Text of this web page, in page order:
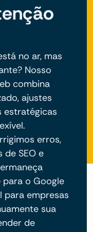
no ar, mas
Nosso
combina
ajustes
estratégicas
erros,
SEO e
para o Google
para empresas
sua
de